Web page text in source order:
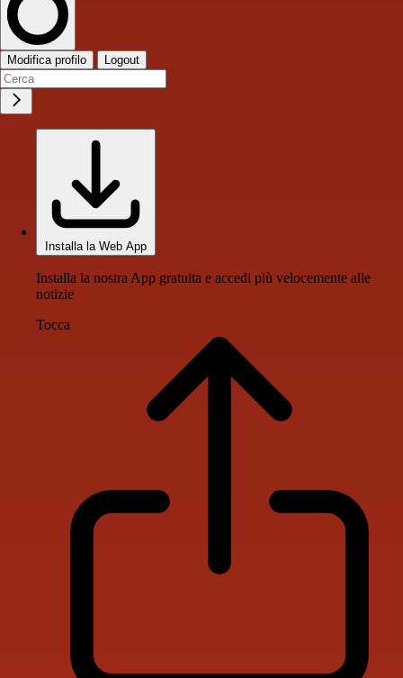
Modifica profilo Logout
Installa la Web App
Installa la nostra App gratuita e accedi più velocemente alle
notizie
Tocca